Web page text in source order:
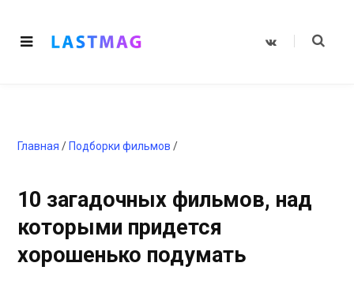
V
Главная / Подборки фильмов /
10 загадочных фильмов, над
которыми придется
хорошенько подумать